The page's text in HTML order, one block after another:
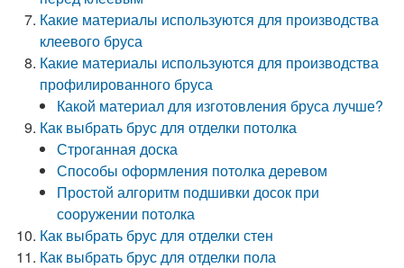
Какие материалы используются для производства
клеевого бруса
Какие материалы используются для производства
профилированного бруса
Какой материал для изготовления бруса лучше?
Как выбрать брус для отделки потолка
Строганная доска
Способы оформления потолка деревом
Простой алгоритм подшивки досок при
сооружении потолка
Как выбрать брус для отделки стен
Как выбрать брус для отделки пола